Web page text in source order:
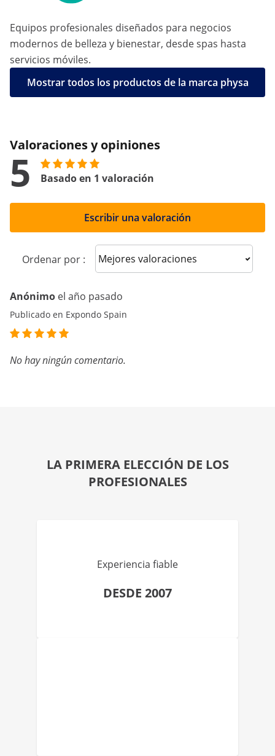
Equipos profesionales diseñados para negocios
modernos de belleza y bienestar, desde spas hasta
servicios móviles.
Mostrar todos los productos de la marca physa
Valoraciones y opiniones
5 Basado en 1 valoración
Escribir una valoración
Ordenar por : Sort reviews
Anónimo el año pasado
Publicado en Expondo Spain
No hay ningún comentario.
LA PRIMERA ELECCIÓN DE LOS
PROFESIONALES
Experiencia fiable
DESDE 2007